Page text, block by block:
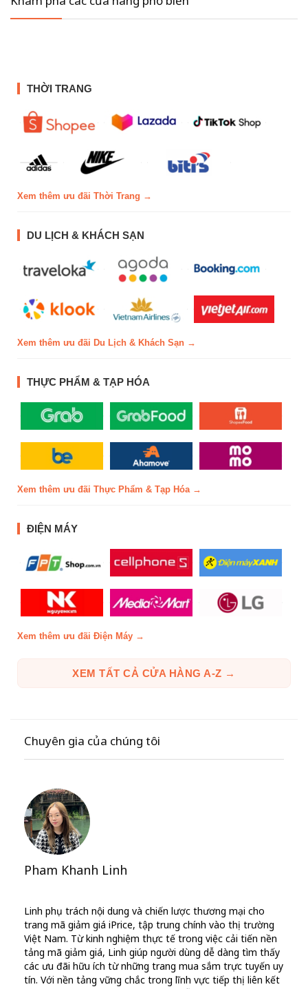
THỜI TRANG
Xem thêm ưu đãi Thời Trang →
DU LỊCH & KHÁCH SẠN
Xem thêm ưu đãi Du Lịch & Khách Sạn →
THỰC PHẨM & TẠP HÓA
Xem thêm ưu đãi Thực Phẩm & Tạp Hóa →
ĐIỆN MÁY
Xem thêm ưu đãi Điện Máy →
XEM TẤT CẢ CỬA HÀNG A-Z →
Chuyên gia của chúng tôi
Pham Khanh Linh
Linh phụ trách nội dung và chiến lược thương mại cho
trang mã giảm giá iPrice, tập trung chính vào thị trường
Việt Nam. Từ kinh nghiệm thực tế trong việc cải tiến nền
tảng mã giảm giá, Linh giúp người dùng dễ dàng tìm thấy
các ưu đãi hữu ích từ những trang mua sắm trực tuyến uy
tín. Với nền tảng vững chắc trong lĩnh vực tiếp thị liên kết